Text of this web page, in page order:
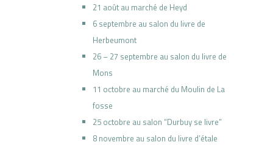
21 août au marché de Heyd
6 septembre au salon du livre de
Herbeumont
26 – 27 septembre au salon du livre de
Mons
11 octobre au marché du Moulin de La
fosse
25 octobre au salon “Durbuy se livre”
8 novembre au salon du livre d’étale